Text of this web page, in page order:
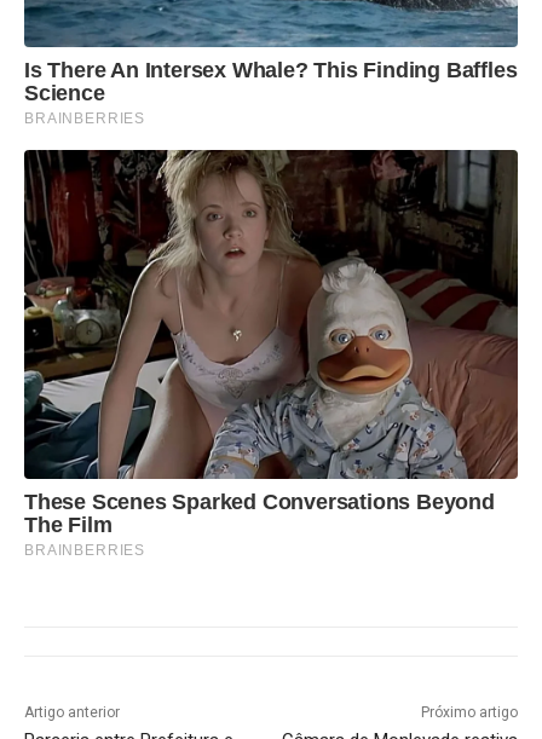
Is There An Intersex Whale? This Finding Baffles
Science
BRAINBERRIES
These Scenes Sparked Conversations Beyond
The Film
BRAINBERRIES
Artigo anterior Próximo artigo